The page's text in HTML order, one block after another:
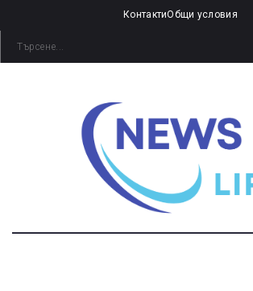
КонтактиОбщи условия